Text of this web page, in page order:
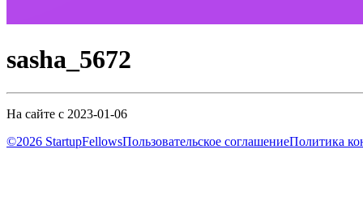
sasha_5672
На сайте с 2023-01-06
©2026 StartupFellowsПользовательское соглашениеПолитика